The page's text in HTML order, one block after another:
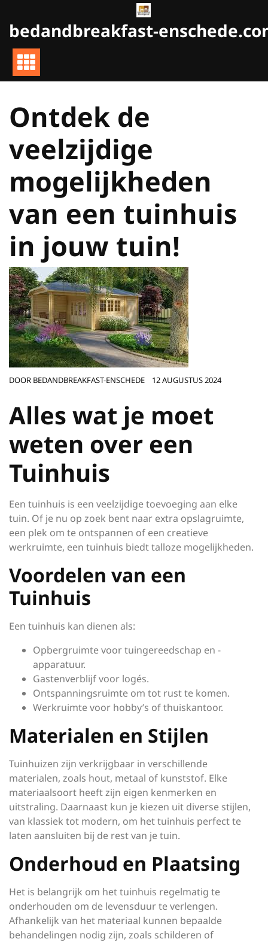
de
inhoud
gaan
bedandbreakfast-
Ontdek de
veelzijdige
mogelijkheden
van een tuinhuis
in jouw tuin!
DOOR BEDANDBREAKFAST-ENSCHEDE 12 AUGUSTUS 2024
Alles wat je moet
weten over een
Tuinhuis
Een tuinhuis is een veelzijdige toevoeging aan elke
tuin. Of je nu op zoek bent naar extra opslagruimte,
een plek om te ontspannen of een creatieve
werkruimte, een tuinhuis biedt talloze mogelijkheden.
Voordelen van een
Tuinhuis
Een tuinhuis kan dienen als:
Opbergruimte voor tuingereedschap en -
apparatuur.
Gastenverblijf voor logés.
Ontspanningsruimte om tot rust te komen.
Werkruimte voor hobby’s of thuiskantoor.
Materialen en Stijlen
Tuinhuizen zijn verkrijgbaar in verschillende
materialen, zoals hout, metaal of kunststof. Elke
materiaalsoort heeft zijn eigen kenmerken en
uitstraling. Daarnaast kun je kiezen uit diverse stijlen,
van klassiek tot modern, om het tuinhuis perfect te
laten aansluiten bij de rest van je tuin.
Onderhoud en Plaatsing
Het is belangrijk om het tuinhuis regelmatig te
onderhouden om de levensduur te verlengen.
Afhankelijk van het materiaal kunnen bepaalde
behandelingen nodig zijn, zoals schilderen of